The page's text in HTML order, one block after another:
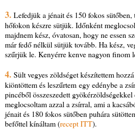
3. Lefedjük a jénait és 150 fokos sütőben,
hőfokon készre sütjük. Időnként
majdnem kész, óvatosan, hogy ne essen
már fedő nélkül sütjük tovább. Ha kész,
szűrjük le. Kenyérre kenve nagyon finom
4. Sült vegyes zöldséget készítettem
kiöntöttem és leszűrtem egy edénybe a
pincéből összeszedett
meglocsoltam azzal a zsírral, ami a
jénait és 180 fokos sütőben puhára
befőttel kínáltam (recept ITT).